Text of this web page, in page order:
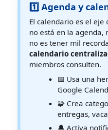
1️⃣ Agenda y
El calendario es el eje
no está en la agenda,
no es tener mil
calendario
miembros consulten.
📅 Usa una
Google
🧩 Crea
entregas,
🔔 Activa